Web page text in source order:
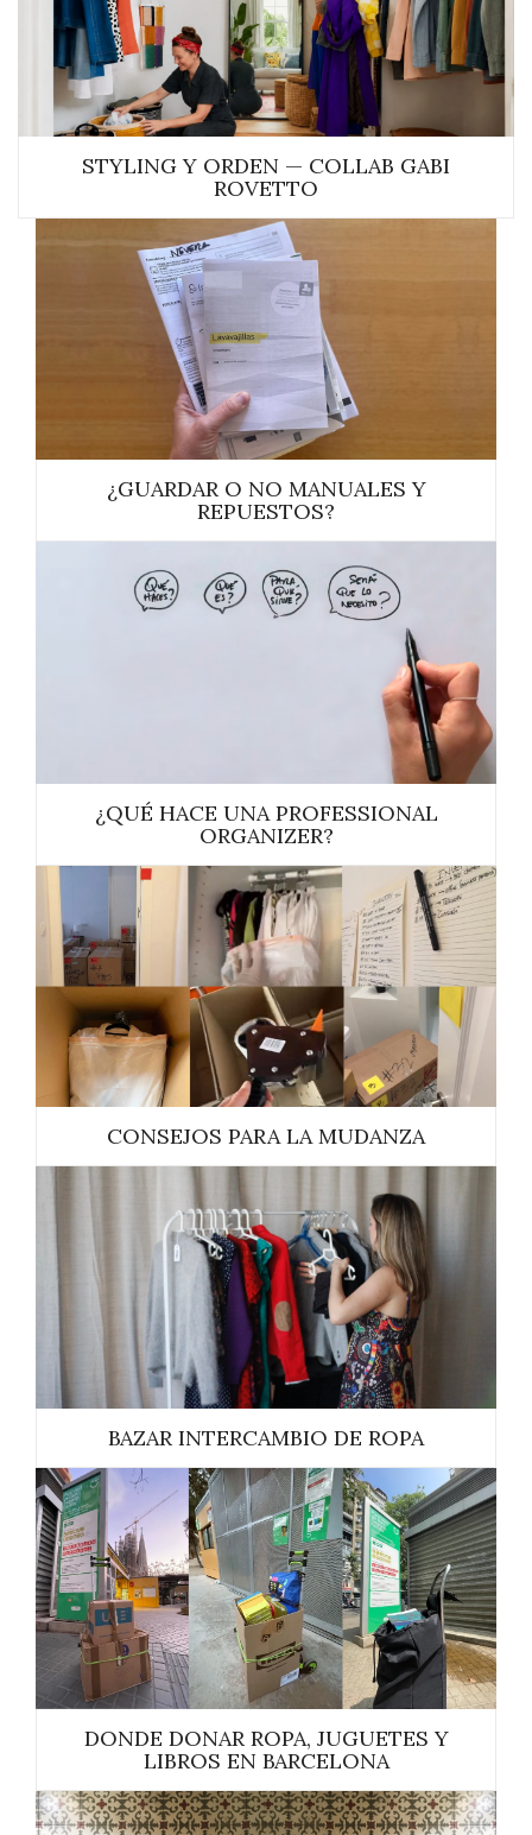
STYLING Y ORDEN — COLLAB GABI
ROVETTO
¿GUARDAR O NO MANUALES Y
REPUESTOS?
¿QUÉ HACE UNA PROFESSIONAL
ORGANIZER?
CONSEJOS PARA LA MUDANZA
BAZAR INTERCAMBIO DE ROPA
DONDE DONAR ROPA, JUGUETES Y
LIBROS EN BARCELONA